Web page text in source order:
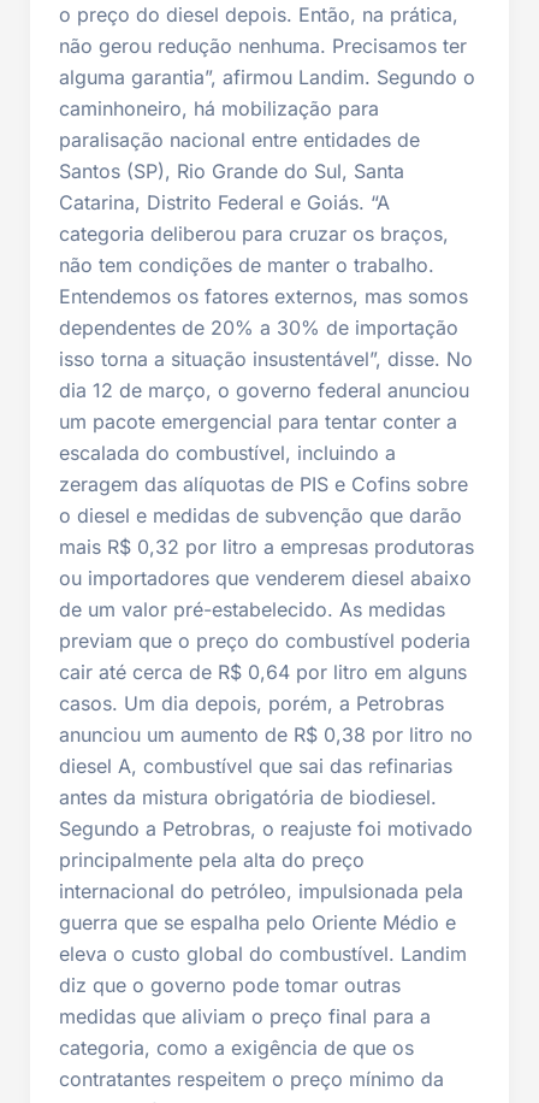
o preço do diesel depois. Então, na prática,
não gerou redução nenhuma. Precisamos ter
alguma garantia”, afirmou Landim. Segundo o
caminhoneiro, há mobilização para
paralisação nacional entre entidades de
Santos (SP), Rio Grande do Sul, Santa
Catarina, Distrito Federal e Goiás. “A
categoria deliberou para cruzar os braços,
não tem condições de manter o trabalho.
Entendemos os fatores externos, mas somos
dependentes de 20% a 30% de importação
isso torna a situação insustentável”, disse. No
dia 12 de março, o governo federal anunciou
um pacote emergencial para tentar conter a
escalada do combustível, incluindo a
zeragem das alíquotas de PIS e Cofins sobre
o diesel e medidas de subvenção que darão
mais R$ 0,32 por litro a empresas produtoras
ou importadores que venderem diesel abaixo
de um valor pré-estabelecido. As medidas
previam que o preço do combustível poderia
cair até cerca de R$ 0,64 por litro em alguns
casos. Um dia depois, porém, a Petrobras
anunciou um aumento de R$ 0,38 por litro no
diesel A, combustível que sai das refinarias
antes da mistura obrigatória de biodiesel.
Segundo a Petrobras, o reajuste foi motivado
principalmente pela alta do preço
internacional do petróleo, impulsionada pela
guerra que se espalha pelo Oriente Médio e
eleva o custo global do combustível. Landim
diz que o governo pode tomar outras
medidas que aliviam o preço final para a
categoria, como a exigência de que os
contratantes respeitem o preço mínimo da